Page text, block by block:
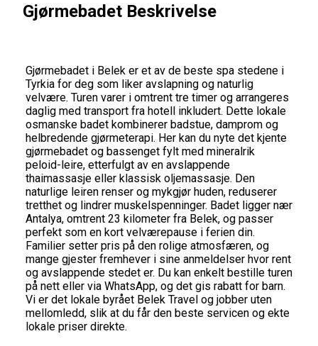
Gjørmebadet Beskrivelse
Gjørmebadet i Belek er et av de beste spa stedene i
Tyrkia for deg som liker avslapning og naturlig
velvære. Turen varer i omtrent tre timer og arrangeres
daglig med transport fra hotell inkludert. Dette lokale
osmanske badet kombinerer badstue, damprom og
helbredende gjørmeterapi. Her kan du nyte det kjente
gjørmebadet og bassenget fylt med mineralrik
peloid-leire, etterfulgt av en avslappende
thaimassasje eller klassisk oljemassasje. Den
naturlige leiren renser og mykgjør huden, reduserer
tretthet og lindrer muskelspenninger. Badet ligger nær
Antalya, omtrent 23 kilometer fra Belek, og passer
perfekt som en kort velværepause i ferien din.
Familier setter pris på den rolige atmosfæren, og
mange gjester fremhever i sine anmeldelser hvor rent
og avslappende stedet er. Du kan enkelt bestille turen
på nett eller via WhatsApp, og det gis rabatt for barn.
Vi er det lokale byrået Belek Travel og jobber uten
mellomledd, slik at du får den beste servicen og ekte
lokale priser direkte.